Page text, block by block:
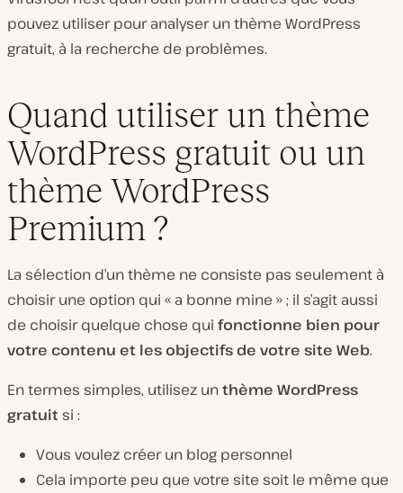
pouvez utiliser pour analyser un thème WordPress
gratuit, à la recherche de problèmes.
Quand utiliser un thème
WordPress gratuit ou un
thème WordPress
Premium ?
La sélection d’un thème ne consiste pas seulement à
choisir une option qui « a bonne mine » ; il s’agit aussi
de choisir quelque chose qui fonctionne bien pour
votre contenu et les objectifs de votre site Web.
En termes simples, utilisez unthème WordPress
gratuit si :
Vous voulez créer un blog personnel
Cela importe peu que votre site soit le même que